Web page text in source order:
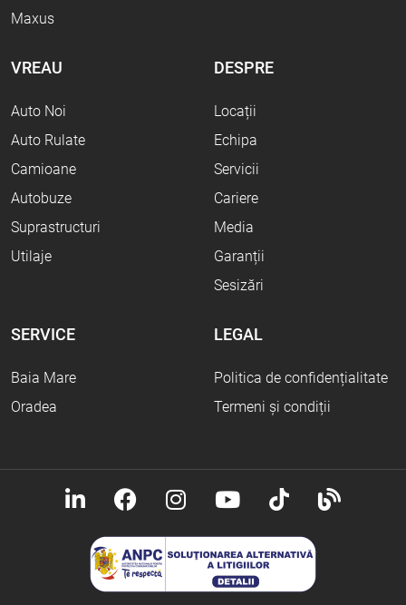
Maxus
VREAU
Auto Noi
Auto Rulate
Camioane
Autobuze
Suprastructuri
Utilaje
DESPRE
Locații
Echipa
Servicii
Cariere
Media
Garanții
Sesizări
SERVICE
Baia Mare
Oradea
LEGAL
Politica de confidențialitate
Termeni și condiții